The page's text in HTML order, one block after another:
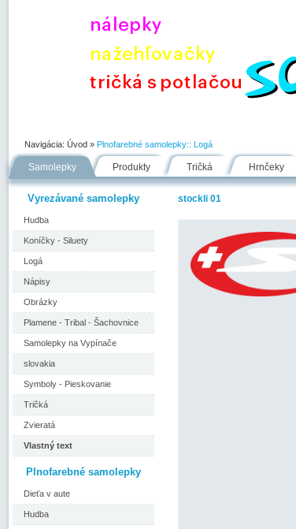
Navigácia: Úvod » Plnofarebné samolepky:: Logá
Samolepky Produkty Tričká Hrnčeky
Vyrezávané samolepky
Hudba
Koníčky - Siluety
Logá
Nápisy
Obrázky
Plamene - Tribal - Šachovnice
Samolepky na Vypínače
slovakia
Symboly - Pieskovanie
Tričká
Zvieratá
Vlastný text
Plnofarebné samolepky
Dieťa v aute
Hudba
stockli 01